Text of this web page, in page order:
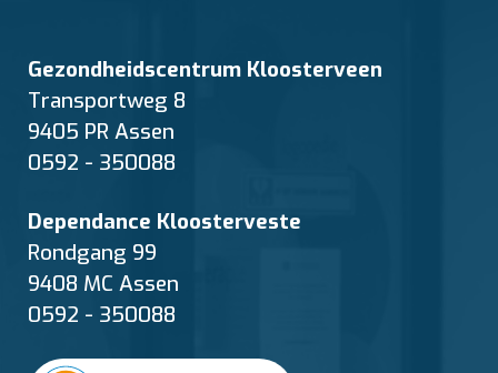
Gezondheidscentrum Kloosterveen
Transportweg 8
9405 PR Assen
0592 - 350088
Dependance Kloosterveste
Rondgang 99
9408 MC Assen
0592 - 350088